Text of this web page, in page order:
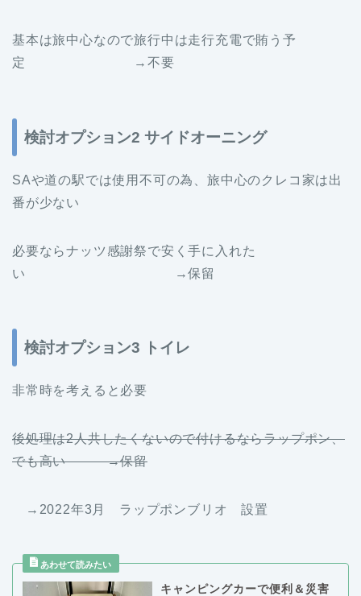
基本は旅中心なので旅行中は走行充電で賄う予
定 →不要
検討オプション2 サイドオーニング
SAや道の駅では使用不可の為、旅中心のクレコ家は出
番が少ない
必要ならナッツ感謝祭で安く手に入れた
い →保留
検討オプション3 トイレ
非常時を考えると必要
後処理は2人共したくないので付けるならラップポン、
でも高い →保留
→2022年3月 ラップポンブリオ 設置
キャンピングカーで便利＆災害